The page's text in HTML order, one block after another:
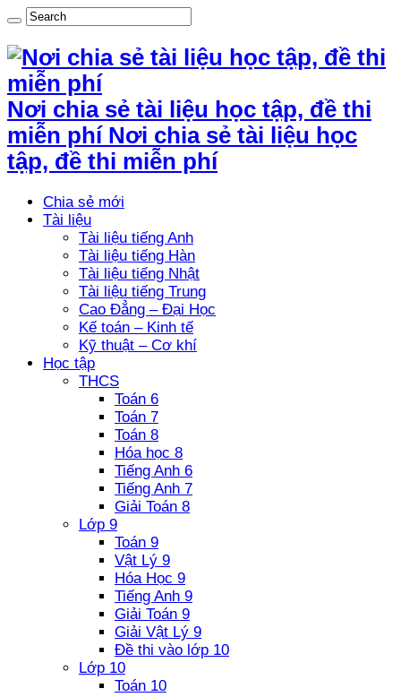
Nơi chia sẻ tài liệu học tập, đề thi
miễn phí Nơi chia sẻ tài liệu học
tập, đề thi miễn phí
Chia sẻ mới
Tài liệu
Tài liệu tiếng Anh
Tài liệu tiếng Hàn
Tài liệu tiếng Nhật
Tài liệu tiếng Trung
Cao Đẳng – Đại Học
Kế toán – Kinh tế
Kỹ thuật – Cơ khí
Học tập
THCS
Toán 6
Toán 7
Toán 8
Hóa học 8
Tiếng Anh 6
Tiếng Anh 7
Giải Toán 8
Lớp 9
Toán 9
Vật Lý 9
Hóa Học 9
Tiếng Anh 9
Giải Toán 9
Giải Vật Lý 9
Đề thi vào lớp 10
Lớp 10
Toán 10